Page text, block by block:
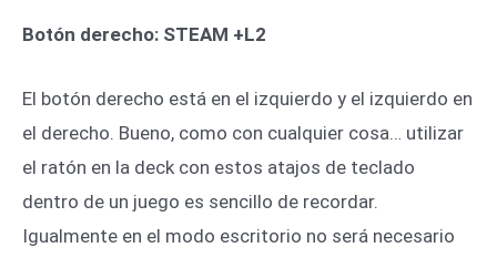
Botón derecho: STEAM +L2
El botón derecho está en el izquierdo y el izquierdo en
el derecho. Bueno, como con cualquier cosa… utilizar
el ratón en la deck con estos atajos de teclado
dentro de un juego es sencillo de recordar.
Igualmente en el modo escritorio no será necesario